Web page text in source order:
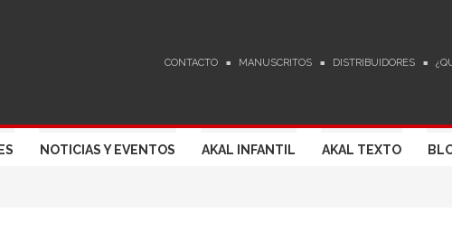
CONTACTO MANUSCRITOS DISTRIBUIDORES
NOTICIAS Y EVENTOS AKAL INFANTIL AKAL TEXTO